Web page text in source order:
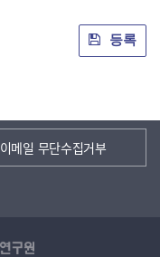
등록
이메일 무단수집거부